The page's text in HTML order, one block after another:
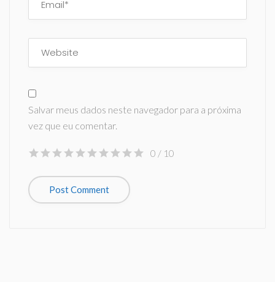
Salvar meus dados neste navegador para a próxima
vez que eu comentar.
0 / 10